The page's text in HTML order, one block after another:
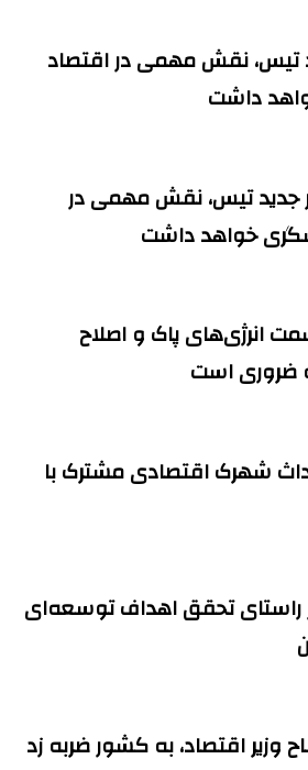
تیس، نقش مهمی در اقتصاد
داشت
جدید تیس، نقش مهمی در
خواهد داشت
انرژی‌های پاک و اصلاح
است
شهرک اقتصادی مشترک با
راستای تحقق اهداف توسعه‌ای
وزیر اقتصاد، به کشور ضربه زد